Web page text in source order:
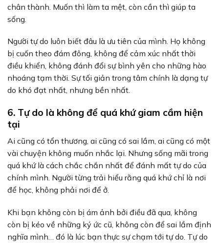
chân thành. Muốn thì làm ta mệt, còn cần thì giúp ta
sống.
Người tự do luôn biết đâu là ưu tiên của mình. Họ không
bị cuốn theo đám đông, không để cảm xúc nhất thời
điều khiển, không đánh đổi sự bình yên cho những hào
nhoáng tạm thời. Sự tối giản trong tâm chính là dạng tự
do khó đạt nhất, nhưng bền nhất.
6. Tự do là không để quá khứ giam cầm hiện
tại
Ai cũng có tổn thương, ai cũng có sai lầm, ai cũng có một
vài chuyện không muốn nhắc lại. Nhưng sống mãi trong
quá khứ là cách chắc chắn nhất để đánh mất tự do của
chính mình. Người từng trải hiểu rằng quá khứ chỉ là nơi
để học, không phải nơi để ở.
Khi bạn không còn bị ám ảnh bởi điều đã qua, không
còn bị kéo về những ký ức cũ, không còn để sai lầm định
nghĩa mình… đó là lúc bạn thực sự chạm tới tự do. Tự do